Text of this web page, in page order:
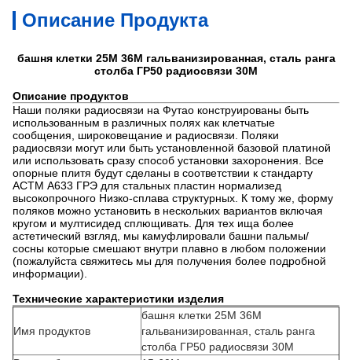
Описание Продукта
башня клетки 25М 36М гальванизированная, сталь ранга
столба ГР50 радиосвязи 30М
Описание продуктов
Наши поляки радиосвязи на Футао конструированы быть
использованным в различных полях как клетчатые
сообщения, широковещание и радиосвязи. Поляки
радиосвязи могут или быть установленной базовой платиной
или использовать сразу способ установки захоронения. Все
опорные плитя будут сделаны в соответствии к стандарту
АСТМ А633 ГРЭ для стальных пластин нормализед
высокопрочного Низко-сплава структурных. К тому же, форму
поляков можно установить в нескольких вариантов включая
кругом и мултисидед сплющивать. Для тех ища более
астетический взгляд, мы камуфлировали башни пальмы/
сосны которые смешают внутри плавно в любом положении
(пожалуйста свяжитесь мы для получения более подробной
информации).
Технические характеристики изделия
Имя продуктов
башня клетки 25М 36М
гальванизированная, сталь ранга
столба ГР50 радиосвязи 30М